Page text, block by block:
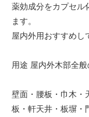
薬効成分をカプセル
ます。
屋内外用おすすめし
用途 屋内外木部全
壁面・腰板・巾木・
板・軒天井・板塀・